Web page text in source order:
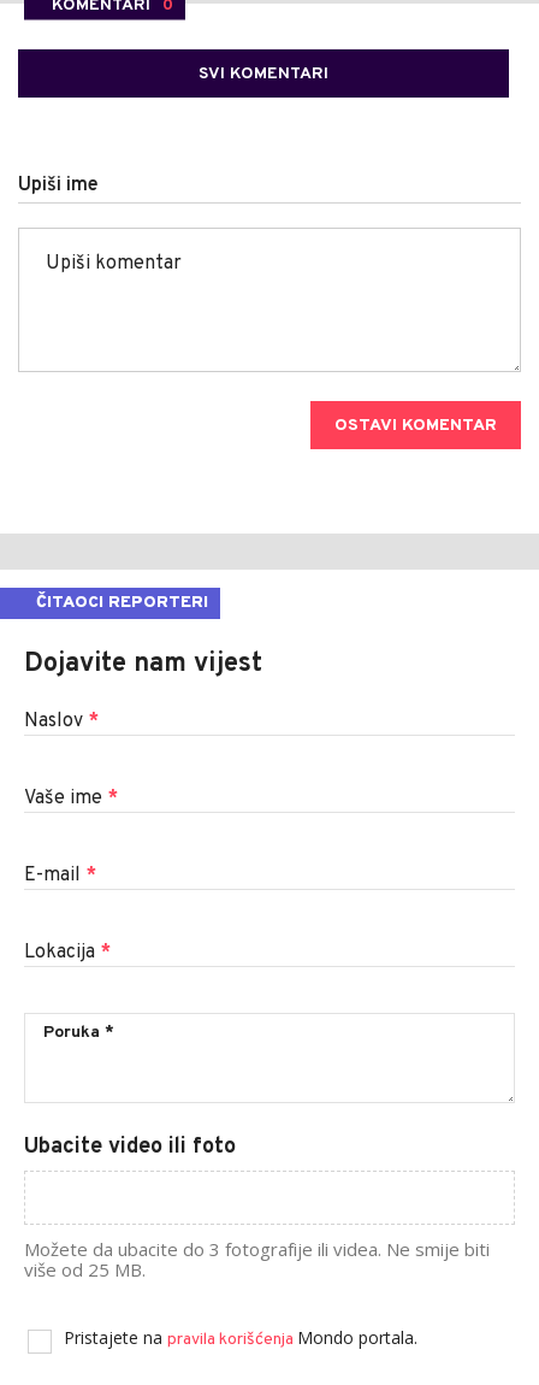
KOMENTARI 0
SVI KOMENTARI
Upiši ime
OSTAVI KOMENTAR
ČITAOCI REPORTERI
Dojavite nam vijest
Naslov *
Vaše ime *
E-mail *
Lokacija *
Ubacite video ili foto
Možete da ubacite do 3 fotografije ili videa. Ne smije biti
više od 25 MB.
Pristajete na pravila korišćenja Mondo portala.